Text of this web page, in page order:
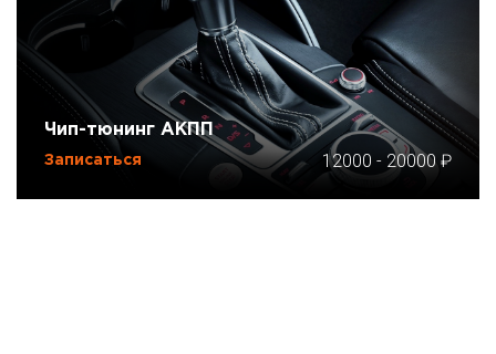
Чип-тюнинг АКПП
Записаться 12000 - 20000